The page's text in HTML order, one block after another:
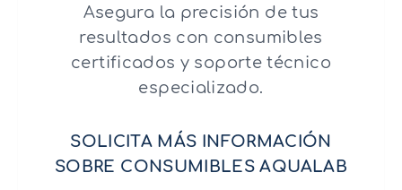
Asegura la precisión de tus
resultados con consumibles
certificados y soporte técnico
especializado.
SOLICITA MÁS INFORMACIÓN
SOBRE CONSUMIBLES AQUALAB